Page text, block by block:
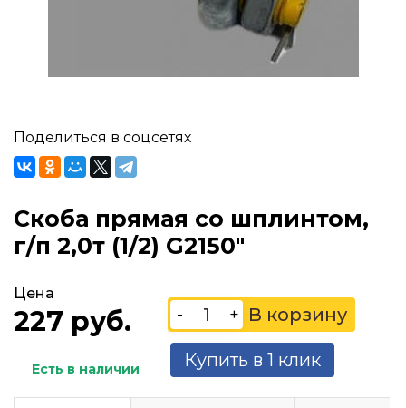
Поделиться в соцсетях
Скоба прямая со шплинтом,
г/п 2,0т (1/2) G2150"
Цена
227 руб. - +
Купить в 1 клик
Есть в наличии